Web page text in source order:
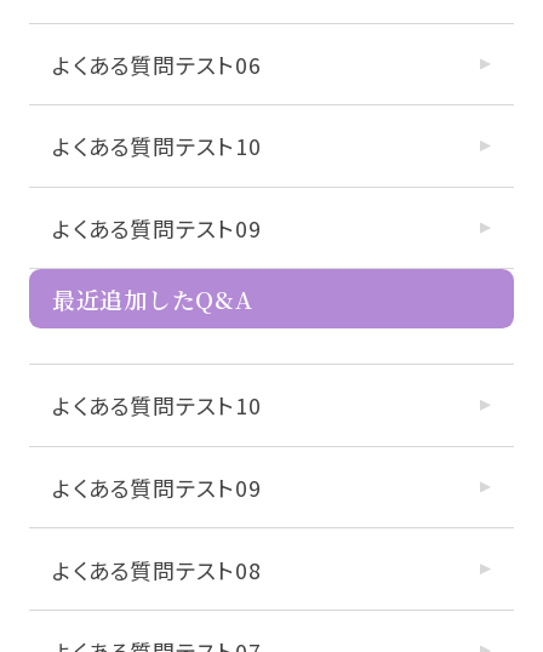
よくある質問テスト06
よくある質問テスト10
よくある質問テスト09
最近追加したQ&A
よくある質問テスト10
よくある質問テスト09
よくある質問テスト08